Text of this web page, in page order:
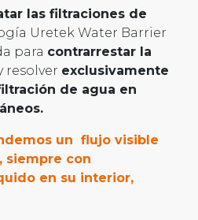
las filtraciones de
Uretek Water Barrier
para contrarrestar la
resolver exclusivamente
de agua en
un flujo visible
siempre con
en su interior,